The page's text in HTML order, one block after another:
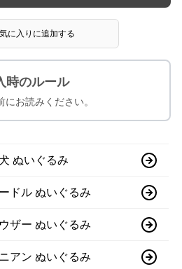
に入りに追加する
時のルール
にお読みください。
ぬいぐるみ
ドル ぬいぐるみ
ザー ぬいぐるみ
アン ぬいぐるみ